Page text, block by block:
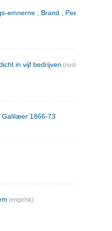
emnerne ; Brand ; Peer Gynt. 2
in vijf bedrijven (nederlandsk)
Galilæer 1866-73
(engelsk)